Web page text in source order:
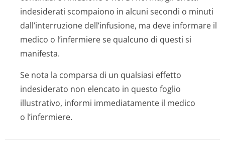
indesiderati scompaiono in alcuni secondi o minuti
dall’interruzione dell’infusione, ma deve informare il
medico o l’infermiere se qualcuno di questi si
manifesta.
Se nota la comparsa di un qualsiasi effetto
indesiderato non elencato in questo foglio
illustrativo, informi immediatamente il medico
o l’infermiere.